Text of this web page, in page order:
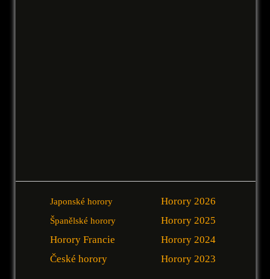
Japonské horory
Španělské horory
Horory Francie
České horory
Horory 2026
Horory 2025
Horory 2024
Horory 2023